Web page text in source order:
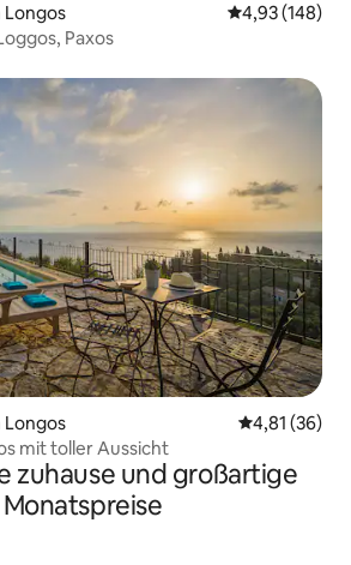
4,93 (148)
Paxos
4,81 (36)
mit toller Aussicht
zuhause und großartige
Monatspreise